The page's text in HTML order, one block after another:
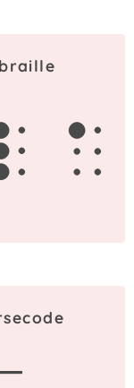
a